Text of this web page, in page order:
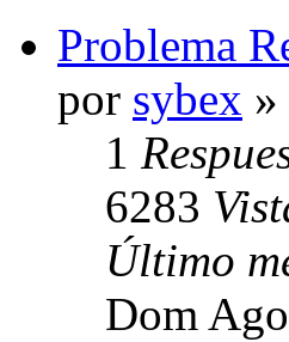
Problema
por sybex
1
6283
Último
Dom